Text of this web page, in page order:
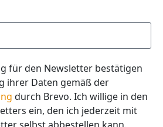
für den Newsletter bestätigen
ihrer Daten gemäß der
durch Brevo. Ich willige in den
ein, den ich jederzeit mit